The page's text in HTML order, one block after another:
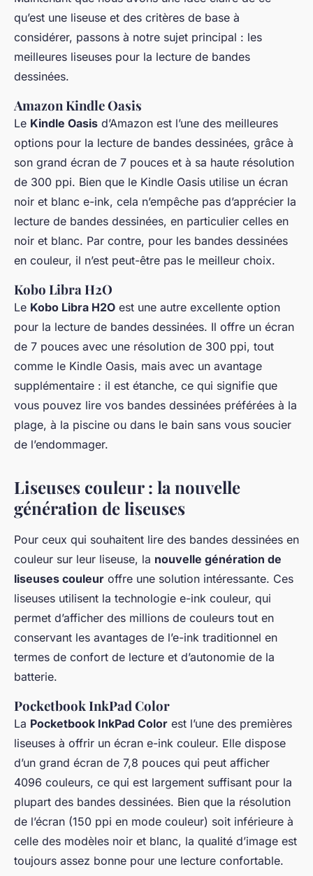
qu’est une liseuse et des critères de base à
considérer, passons à notre sujet principal : les
meilleures liseuses pour la lecture de bandes
dessinées.
Amazon Kindle Oasis
Le Kindle Oasis d’Amazon est l’une des meilleures
options pour la lecture de bandes dessinées, grâce à
son grand écran de 7 pouces et à sa haute résolution
de 300 ppi. Bien que le Kindle Oasis utilise un écran
noir et blanc e-ink, cela n’empêche pas d’apprécier la
lecture de bandes dessinées, en particulier celles en
noir et blanc. Par contre, pour les bandes dessinées
en couleur, il n’est peut-être pas le meilleur choix.
Kobo Libra H2O
Le Kobo Libra H2O est une autre excellente option
pour la lecture de bandes dessinées. Il offre un écran
de 7 pouces avec une résolution de 300 ppi, tout
comme le Kindle Oasis, mais avec un avantage
supplémentaire : il est étanche, ce qui signifie que
vous pouvez lire vos bandes dessinées préférées à la
plage, à la piscine ou dans le bain sans vous soucier
de l’endommager.
Liseuses couleur : la nouvelle
génération de liseuses
Pour ceux qui souhaitent lire des bandes dessinées en
couleur sur leur liseuse, la nouvelle génération de
liseuses couleur offre une solution intéressante. Ces
liseuses utilisent la technologie e-ink couleur, qui
permet d’afficher des millions de couleurs tout en
conservant les avantages de l’e-ink traditionnel en
termes de confort de lecture et d’autonomie de la
batterie.
Pocketbook InkPad Color
La Pocketbook InkPad Color est l’une des premières
liseuses à offrir un écran e-ink couleur. Elle dispose
d’un grand écran de 7,8 pouces qui peut afficher
4096 couleurs, ce qui est largement suffisant pour la
plupart des bandes dessinées. Bien que la résolution
de l’écran (150 ppi en mode couleur) soit inférieure à
celle des modèles noir et blanc, la qualité d’image est
toujours assez bonne pour une lecture confortable.